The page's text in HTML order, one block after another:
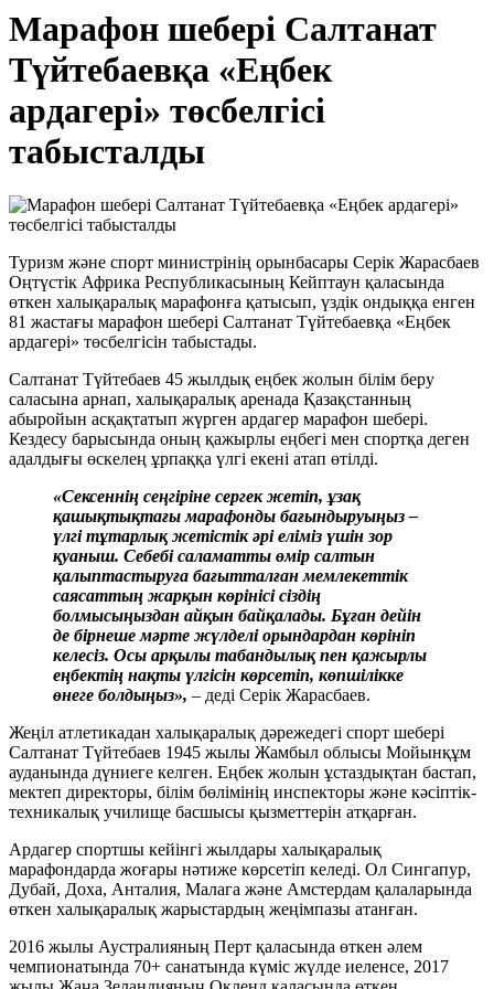
Марафон шебері Салтанат
Түйтебаевқа «Еңбек
ардагері» төсбелгісі
табысталды
Туризм және спорт министрінің орынбасары Серік Жарасбаев
Оңтүстік Африка Республикасының Кейптаун қаласында
өткен халықаралық марафонға қатысып, үздік ондыққа енген
81 жастағы марафон шебері Салтанат Түйтебаевқа «Еңбек
ардагері» төсбелгісін табыстады.
Салтанат Түйтебаев 45 жылдық еңбек жолын білім беру
саласына арнап, халықаралық аренада Қазақстанның
абыройын асқақтатып жүрген ардагер марафон шебері.
Кездесу барысында оның қажырлы еңбегі мен спортқа деген
адалдығы өскелең ұрпаққа үлгі екені атап өтілді.
«Сексеннің сеңгіріне сергек жетіп, ұзақ
қашықтықтағы марафонды бағындыруыңыз –
үлгі тұтарлық жетістік әрі еліміз үшін зор
қуаныш. Себебі саламатты өмір салтын
қалыптастыруға бағытталған мемлекеттік
саясаттың жарқын көрінісі сіздің
болмысыңыздан айқын байқалады. Бұған дейін
де бірнеше мәрте жүлделі орындардан көрініп
келесіз. Осы арқылы табандылық пен қажырлы
еңбектің нақты үлгісін көрсетіп, көпшілікке
өнеге болдыңыз», – деді Серік Жарасбаев.
Жеңіл атлетикадан халықаралық дәрежедегі спорт шебері
Салтанат Түйтебаев 1945 жылы Жамбыл облысы Мойынқұм
ауданында дүниеге келген. Еңбек жолын ұстаздықтан бастап,
мектеп директоры, білім бөлімінің инспекторы және кәсіптік-
техникалық училище басшысы қызметтерін атқарған.
Ардагер спортшы кейінгі жылдары халықаралық
марафондарда жоғары нәтиже көрсетіп келеді. Ол Сингапур,
Дубай, Доха, Анталия, Малага және Амстердам қалаларында
өткен халықаралық жарыстардың жеңімпазы атанған.
2016 жылы Аустралияның Перт қаласында өткен әлем
чемпионатында 70+ санатында күміс жүлде иеленсе, 2017